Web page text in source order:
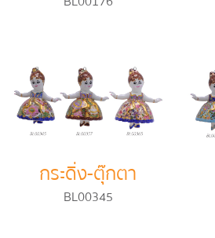
กระดิ่ง-ตุ๊กตา
BL00345